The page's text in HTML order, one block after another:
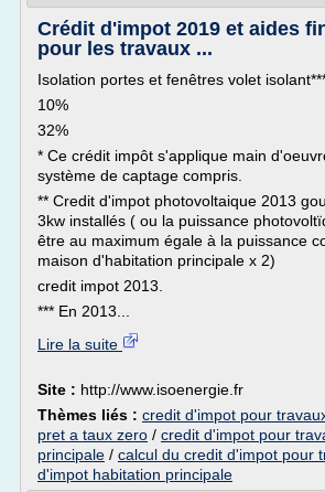
Crédit d'impot 2019 et aides
pour les travaux ...
Isolation portes et fenêtres volet
10%
32%
* Ce crédit impôt s'applique main
système de captage compris.
** Credit d'impot photovoltaique 2013
3kw installés ( ou la puissance
être au maximum égale à la puissance
maison d'habitation principale x 2)
credit impot 2013.
*** En 2013...
Lire la suite
Site : http://www.isoenergie.fr
Thèmes liés : credit d'impot pour
pret a taux zero / credit d'impot pour
principale / calcul du credit d'impot pour
d'impot habitation principale